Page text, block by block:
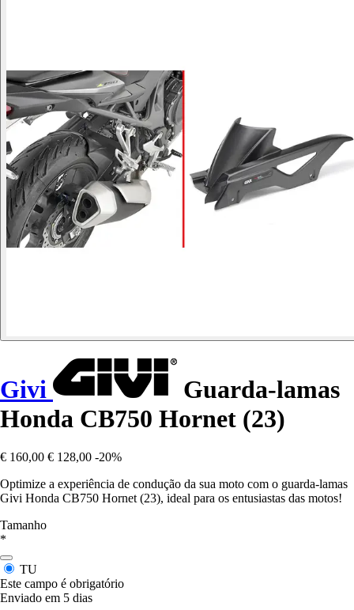
Givi
Guarda-lamas
Honda CB750 Hornet (23)
€ 160,00 € 128,00 -20%
Optimize a experiência de condução da sua moto com o guarda-lamas
Givi Honda CB750 Hornet (23), ideal para os entusiastas das motos!
Tamanho
*
TU
Este campo é obrigatório
Enviado em 5 dias